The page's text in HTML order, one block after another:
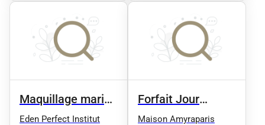
Maquillage mariée
(jour J)
Eden Perfect Institut
Forfait Jour
Mariage ( coiffure
Maison Amyraparis